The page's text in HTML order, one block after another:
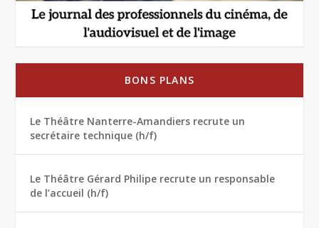
BONS PLANS
Le Théâtre Nanterre-Amandiers recrute un
secrétaire technique (h/f)
Le Théâtre Gérard Philipe recrute un responsable
de l’accueil (h/f)